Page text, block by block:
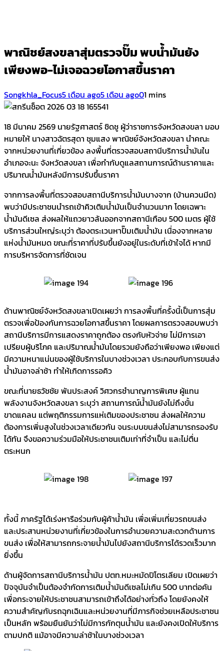
พาณิชย์สงขลาสุ่มตรวจปั๊ม พบน้ำมันยัง
เพียงพอ-ไม่เจอฉวยโอกาสขึ้นราคา
Songkhla_Focus5 เดือน ago5 เดือน ago01 mins
18 มีนาคม 2569 นายรัฐศาสตร์ ชิดชู ผู้ว่าราชการจังหวัดสงขลา มอบ
หมายให้ นางสาวฉัตรสุดา ชุมแสง พาณิชย์จังหวัดสงขลา นำคณะ
จากหน่วยงานที่เกี่ยวข้อง ลงพื้นที่ตรวจสอบสถานีบริการน้ำมันใน
อำเภอจะนะ จังหวัดสงขลา เพื่อกำกับดูแลสถานการณ์ด้านราคาและ
ปริมาณน้ำมันหลังมีการปรับขึ้นราคา
จากการลงพื้นที่ตรวจสอบสถานีบริการน้ำมันบางจาก (บ้านควนมีด)
พบว่ามีประชาชนนำรถเข้าคิวเติมน้ำมันเป็นจำนวนมาก โดยเฉพาะ
น้ำมันดีเซล ส่งผลให้แถวยาวล้นออกจากสถานีเกือบ 500 เมตร ผู้ใช้
บริการส่วนใหญ่ระบุว่า ต้องตระเวนหาปั๊มเติมน้ำมัน เนื่องจากหลาย
แห่งน้ำมันหมด ขณะที่ราคาที่ปรับขึ้นยังอยู่ในระดับที่เข้าใจได้ หากมี
การบริหารจัดการที่ชัดเจน
ด้านพาณิชย์จังหวัดสงขลาเปิดเผยว่า การลงพื้นที่ครั้งนี้เป็นการสุ่ม
ตรวจเพื่อป้องกันการฉวยโอกาสขึ้นราคา โดยผลการตรวจสอบพบว่า
สถานีบริการมีการแสดงราคาถูกต้อง ตรงกับหัวจ่าย ไม่มีการเอา
เปรียบผู้บริโภค และปริมาณน้ำมันโดยรวมยังถือว่าเพียงพอ เพียงแต่
มีความหนาแน่นของผู้ใช้บริการในบางช่วงเวลา ประกอบกับการขนส่ง
น้ำมันอาจล่าช้า ทำให้เกิดการรอคิว
ขณะที่นายธวัชชัย พันประสงค์ วิศวกรชำนาญการพิเศษ ผู้แทน
พลังงานจังหวัดสงขลา ระบุว่า สถานการณ์น้ำมันยังไม่ถึงขั้น
ขาดแคลน แต่พฤติกรรมการแห่เติมของประชาชน ส่งผลให้ความ
ต้องการเพิ่มสูงในช่วงเวลาเดียวกัน จนระบบขนส่งไม่สามารถรองรับ
ได้ทัน จึงขอความร่วมมือให้ประชาชนเติมเท่าที่จำเป็น และไม่ตื่น
ตระหนก
ทั้งนี้ ภาครัฐได้เร่งหารือร่วมกับผู้ค้าน้ำมัน เพื่อเพิ่มเที่ยวรถขนส่ง
และประสานหน่วยงานที่เกี่ยวข้องในการอำนวยความสะดวกด้านการ
ขนส่ง เพื่อให้สามารถกระจายน้ำมันไปยังสถานีบริการได้รวดเร็วมาก
ยิ่งขึ้น
ด้านผู้จัดการสถานีบริการน้ำมัน ปตท.หมะหมัดปิโตรเลียม เปิดเผยว่า
ปัจจุบันจำเป็นต้องจำกัดการเติมน้ำมันดีเซลไม่เกิน 500 บาทต่อคัน
เพื่อกระจายให้ประชาชนสามารถเข้าถึงได้อย่างทั่วถึง โดยยังคงให้
ความสำคัญกับรถฉุกเฉินและหน่วยงานที่มีภารกิจช่วยเหลือประชาชน
เป็นหลัก พร้อมยืนยันว่าไม่มีการกักตุนน้ำมัน และยังคงเปิดให้บริการ
ตามปกติ แม้อาจมีความล่าช้าในบางช่วงเวลา